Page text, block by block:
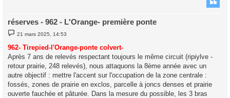
réserves - 962 - L'Orange- première ponte
M
e
s
s
a
e
21 mars 2025, 14:53
962- Tirepied-l'Orange-ponte colvert-
Après 7 ans de relevés respectant toujours le même circuit (ripiylve -
retour prairie, 248 relevés), nous attaquons la 8ème année avec un
autre objectif : mettre l'accent sur l'occupation de la zone centrale :
fossés, zones de prairie en exclos, parcelle à joncs denses et prairie
ouverte fauchée et pâturée. Dans la mesure du possible, les 3 bras